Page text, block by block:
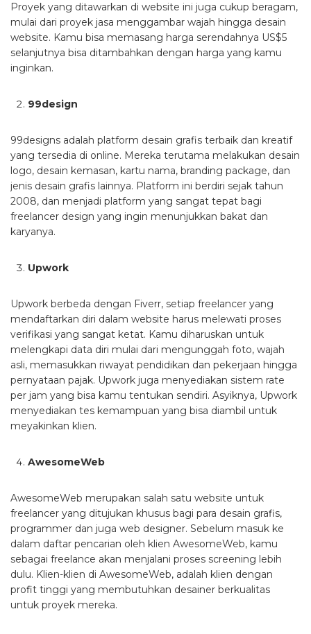
Proyek yang ditawarkan di website ini juga cukup beragam,
mulai dari proyek jasa menggambar wajah hingga desain
website. Kamu bisa memasang harga serendahnya US$5
selanjutnya bisa ditambahkan dengan harga yang kamu
inginkan.
99design
99designs adalah platform desain grafis terbaik dan kreatif
yang tersedia di online. Mereka terutama melakukan desain
logo, desain kemasan, kartu nama, branding package, dan
jenis desain grafis lainnya. Platform ini berdiri sejak tahun
2008, dan menjadi platform yang sangat tepat bagi
freelancer design yang ingin menunjukkan bakat dan
karyanya.
Upwork
Upwork berbeda dengan Fiverr, setiap freelancer yang
mendaftarkan diri dalam website harus melewati proses
verifikasi yang sangat ketat. Kamu diharuskan untuk
melengkapi data diri mulai dari mengunggah foto, wajah
asli, memasukkan riwayat pendidikan dan pekerjaan hingga
pernyataan pajak. Upwork juga menyediakan sistem rate
per jam yang bisa kamu tentukan sendiri. Asyiknya, Upwork
menyediakan tes kemampuan yang bisa diambil untuk
meyakinkan klien.
AwesomeWeb
AwesomeWeb merupakan salah satu website untuk
freelancer yang ditujukan khusus bagi para desain grafis,
programmer dan juga web designer. Sebelum masuk ke
dalam daftar pencarian oleh klien AwesomeWeb, kamu
sebagai freelance akan menjalani proses screening lebih
dulu. Klien-klien di AwesomeWeb, adalah klien dengan
profit tinggi yang membutuhkan desainer berkualitas
untuk proyek mereka.